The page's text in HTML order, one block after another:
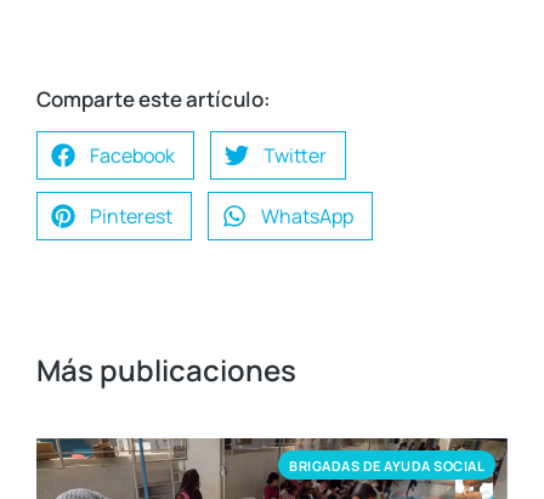
Comparte este artículo:
Facebook Twitter
Pinterest WhatsApp
Más publicaciones
BRIGADAS DE AYUDA SOCIAL